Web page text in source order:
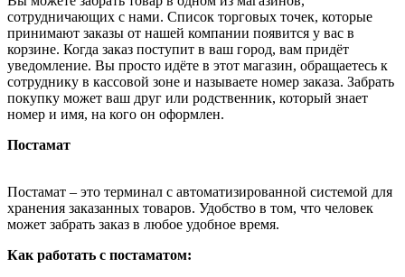
сотрудничающих с нами. Список торговых точек, которые
принимают заказы от нашей компании появится у вас в
корзине. Когда заказ поступит в ваш город, вам придёт
уведомление. Вы просто идёте в этот магазин, обращаетесь к
сотруднику в кассовой зоне и называете номер заказа. Забрать
покупку может ваш друг или родственник, который знает
номер и имя, на кого он оформлен.
Постамат
Постамат – это терминал с автоматизированной системой для
хранения заказанных товаров. Удобство в том, что человек
может забрать заказ в любое удобное время.
Как работать с постаматом: